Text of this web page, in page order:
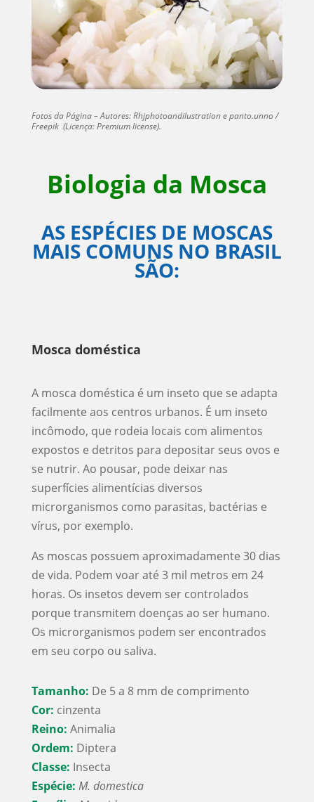
Fotos da Página – Autores: Rhjphotoandilustration e panto.unno /
Freepik (Licença: Premium license).
Biologia da Mosca
AS ESPÉCIES DE MOSCAS
MAIS COMUNS NO BRASIL
SÃO:
Mosca doméstica
A mosca doméstica é um inseto que se adapta
facilmente aos centros urbanos. É um inseto
incômodo, que rodeia locais com alimentos
expostos e detritos para depositar seus ovos e
se nutrir. Ao pousar, pode deixar nas
superfícies alimentícias diversos
microrganismos como parasitas, bactérias e
vírus, por exemplo.
As moscas possuem aproximadamente 30 dias
de vida. Podem voar até 3 mil metros em 24
horas. Os insetos devem ser controlados
porque transmitem doenças ao ser humano.
Os microrganismos podem ser encontrados
em seu corpo ou saliva.
Tamanho: De 5 a 8 mm de comprimento
Cor: cinzenta
Reino: Animalia
Ordem: Diptera
Classe: Insecta
Espécie: M. domestica